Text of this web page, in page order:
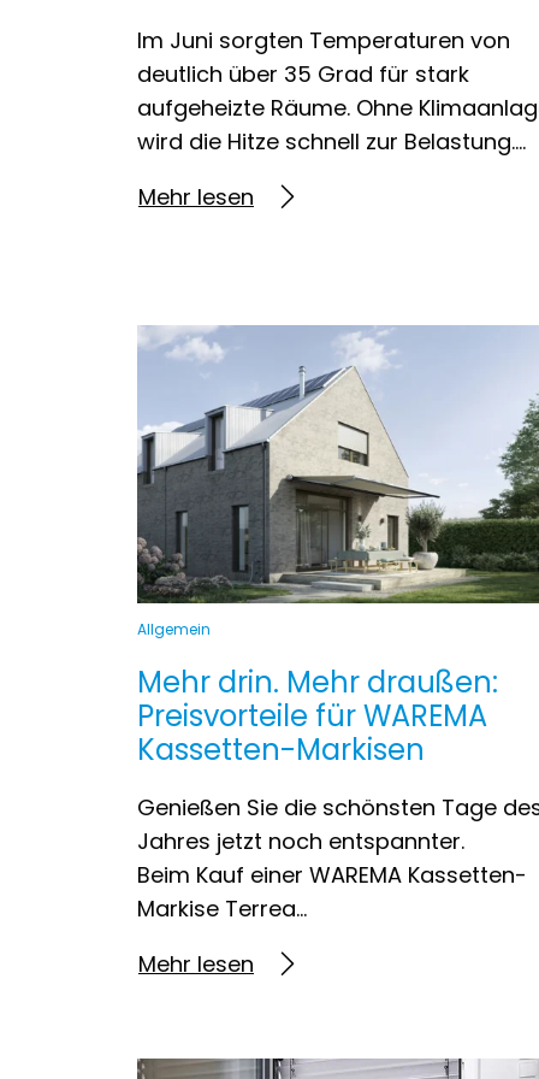
Im Juni sorgten Temperaturen von
deutlich über 35 Grad für stark
aufgeheizte Räume. Ohne
wird die Hitze schnell zur Belastung….
Mehr lesen
Allgemein
Mehr drin. Mehr draußen:
Preisvorteile für WAREMA
Kassetten-Markisen
Genießen Sie die schönsten Tage
Jahres jetzt noch entspannter.
Beim Kauf einer WAREMA Kassetten-
Markise Terrea…
Mehr lesen